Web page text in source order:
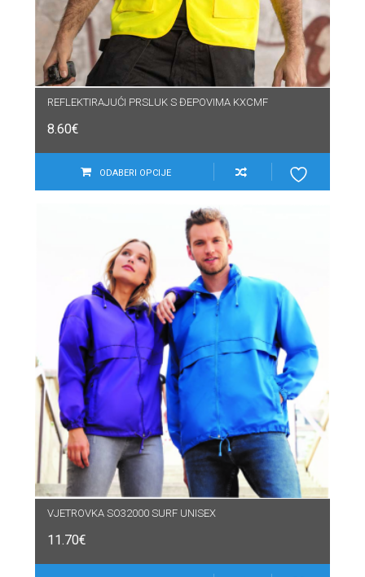
REFLEKTIRAJUĆI PRSLUK S ĐEPOVIMA KXCMF
8.60€
ODABERI OPCIJE
VJETROVKA SO32000 SURF UNISEX
11.70€